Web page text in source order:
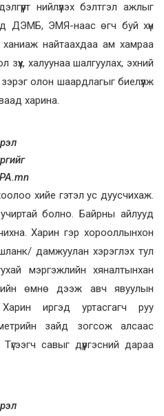
нийлүүлэх бэлтгэл ажлыг
ДЭМБ, ЭМЯ-наас өгч буй хүн
найтаахдаа ам хамраа
халуунаа шалгуулах, эхний
олон шаардлагыг биелүүлж
харина.
хийе гэтэл ус дуусчихаж.
болно. Байрны айлууд
Харин гэр хорооллынхон
дамжуулан хэрэглэх тул
мэргэжлийн хяналтынхан
өмнө дээж авч явуулын
иргэд уртасгагч руу
зайд зогсож алсаас
савыг дүүргэсний дараа